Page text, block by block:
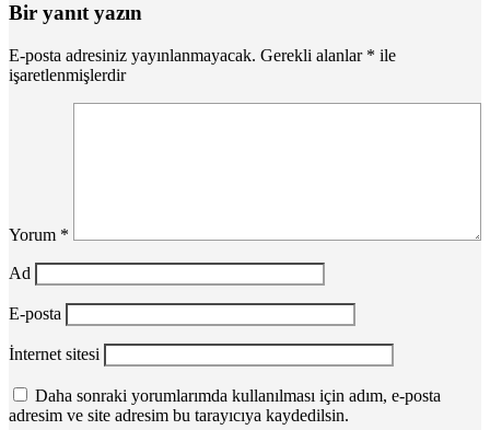
Bir yanıt yazın
E-posta adresiniz yayınlanmayacak. Gerekli alanlar * ile
işaretlenmişlerdir
Yorum *
Ad
E-posta
İnternet sitesi
Daha sonraki yorumlarımda kullanılması için adım, e-posta
adresim ve site adresim bu tarayıcıya kaydedilsin.